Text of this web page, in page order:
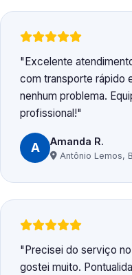
Excelente
com transporte rápido
nenhum problema.
profissional!
A Amanda R.
Antônio Lemos,
Precisei do serviço
gostei muito.